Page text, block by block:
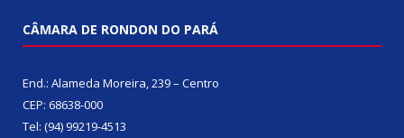
CÂMARA DE RONDON DO PARÁ
End.: Alameda Moreira, 239 – Centro
CEP: 68638-000
Tel: (94) 99219-4513